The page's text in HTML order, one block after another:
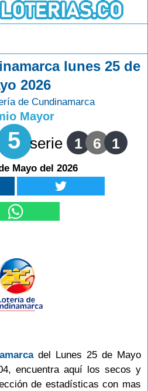
lunes 25 de
2026
de Cundinamarca
Mayor
5 serie 1 6 1
Mayo del 2026
del Lunes 25 de Mayo
encuentra aquí los secos y
de estadísticas con mas